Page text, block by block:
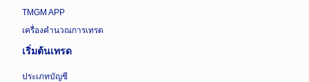
TMGM APP
เครื่องคำนวณการเทรด
เริ่มต้นเทรด
ประเภทบัญชี